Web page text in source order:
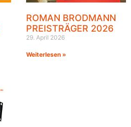
ROMAN BRODMANN
PREISTRÄGER 2026
29. April 2026
Weiterlesen »